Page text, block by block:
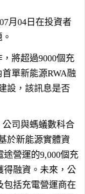
月04日在投資者
將超過9000個充
單新能源RWA融
設，該訊息是否
司與螞蟻數科合
於新能源實體資
途營運的9,000個充
得融資。未來，公
包括充電營運商在